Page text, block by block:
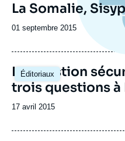
La Somalie,
Date
publication
01 septembre 2015
Éditoriaux
La question
trois questions à
Date
publication
17 avril 2015